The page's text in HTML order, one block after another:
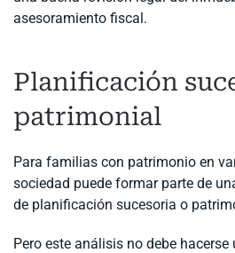
asesoramiento fiscal.
Planificación
patrimonial
Para familias con patrimonio en
sociedad puede formar parte de
de planificación sucesoria o
Pero este análisis no debe